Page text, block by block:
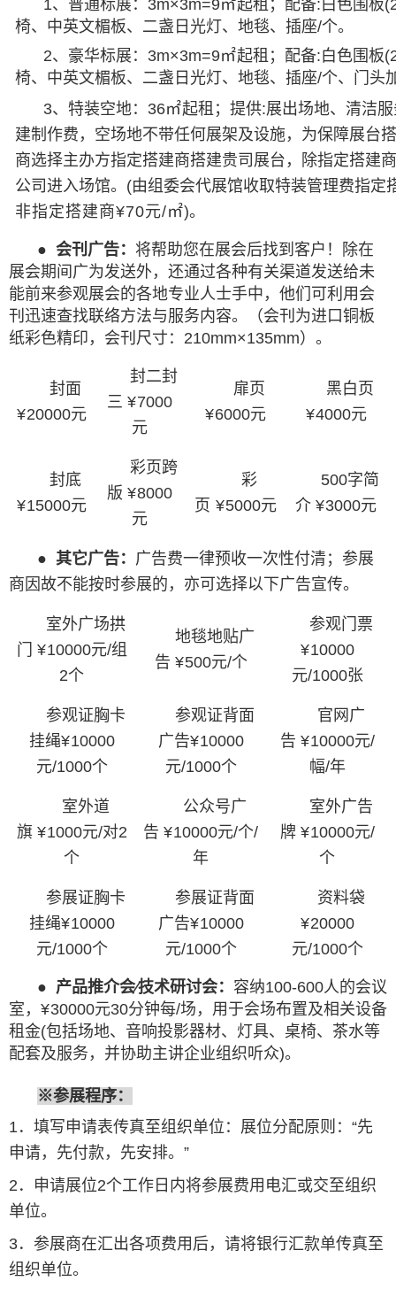
1、普通标展：3m×3m=9㎡起租；配备:白色围板
椅、中英文楣板、二盏日光灯、地毯、插座/个。
2、豪华标展：3m×3m=9㎡起租；配备:白色围板
椅、中英文楣板、二盏日光灯、地毯、插座/个、门头
3、特装空地：36㎡起租；提供:展出场地、清洁
建制作费，空场地不带任何展架及设施，为保障展台
商选择主办方指定搭建商搭建贵司展台，除指定搭建
公司进入场馆。(由组委会代展馆收取特装管理费指定
非指定搭建商¥70元/㎡)。
● 会刊广告： 将帮助您在展会后找到客户！除在
展会期间广为发送外，还通过各种有关渠道发送给未
能前来参观展会的各地专业人士手中，他们可利用会
刊迅速查找联络方法与服务内容。（会刊为进口铜板
纸彩色精印，会刊尺寸：210mm×135mm）。
封面
¥20000元
封二封
三 ¥7000
元
扉页
¥6000元
黑白页
¥4000元
封底
¥15000元
彩页跨
版 ¥8000
元
彩
页 ¥5000元
500字简
介 ¥3000元
● 其它广告： 广告费一律预收一次性付清；参展
商因故不能按时参展的，亦可选择以下广告宣传。
室外广场拱
门 ¥10000元/组
2个
地毯地贴广
告 ¥500元/个
参观门票
¥10000
元/1000张
参观证胸卡
挂绳¥10000
元/1000个
参观证背面
广告¥10000
元/1000个
官网广
告 ¥10000元/
幅/年
室外道
旗 ¥1000元/对2
个
公众号广
告 ¥10000元/个/
年
室外广告
牌 ¥10000元/
个
参展证胸卡
挂绳¥10000
元/1000个
参展证背面
广告¥10000
元/1000个
资料袋
¥20000
元/1000个
● 产品推介会∕技术研讨会： 容纳100-600人的会议
室， ¥30000元30分钟每/场，用于会场布置及相关设备
租金(包括场地、音响投影器材、灯具、桌椅、茶水等
配套及服务，并协助主讲企业组织听众)。
※参展程序：
1．填写申请表传真至组织单位：展位分配原则：“先
申请，先付款，先安排。”
2．申请展位2个工作日内将参展费用电汇或交至组织
单位。
3．参展商在汇出各项费用后，请将银行汇款单传真至
组织单位。